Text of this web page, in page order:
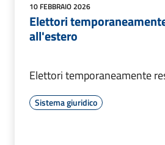
10 FEBBRAIO 2026
Elettori
all'estero
Elettori temporaneamente
Sistema giuridico